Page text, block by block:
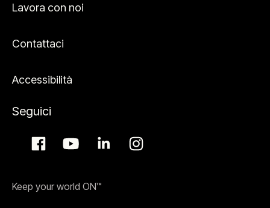
Lavora con noi
Contattaci
Accessibilità
Seguici
Keep your world ON™